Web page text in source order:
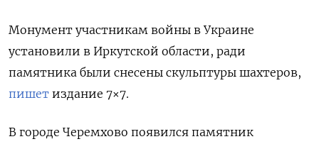
Монумент участникам войны в Украине
установили в Иркутской области, ради
памятника были снесены скульптуры шахтеров,
пишет издание 7×7.
В городе Черемхово появился памятник